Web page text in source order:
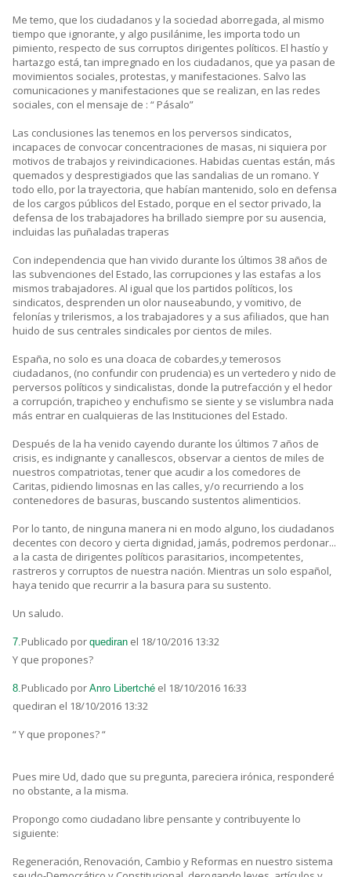
Me temo, que los ciudadanos y la sociedad aborregada, al mismo
tiempo que ignorante, y algo pusilánime, les importa todo un
pimiento, respecto de sus corruptos dirigentes políticos. El hastío y
hartazgo está, tan impregnado en los ciudadanos, que ya pasan de
movimientos sociales, protestas, y manifestaciones. Salvo las
comunicaciones y manifestaciones que se realizan, en las redes
sociales, con el mensaje de : “ Pásalo”
Las conclusiones las tenemos en los perversos sindicatos,
incapaces de convocar concentraciones de masas, ni siquiera por
motivos de trabajos y reivindicaciones. Habidas cuentas están, más
quemados y desprestigiados que las sandalias de un romano. Y
todo ello, por la trayectoria, que habían mantenido, solo en defensa
de los cargos públicos del Estado, porque en el sector privado, la
defensa de los trabajadores ha brillado siempre por su ausencia,
incluidas las puñaladas traperas
Con independencia que han vivido durante los últimos 38 años de
las subvenciones del Estado, las corrupciones y las estafas a los
mismos trabajadores. Al igual que los partidos políticos, los
sindicatos, desprenden un olor nauseabundo, y vomitivo, de
felonías y trilerismos, a los trabajadores y a sus afiliados, que han
huido de sus centrales sindicales por cientos de miles.
España, no solo es una cloaca de cobardes,y temerosos
ciudadanos, (no confundir con prudencia) es un vertedero y nido de
perversos políticos y sindicalistas, donde la putrefacción y el hedor
a corrupción, trapicheo y enchufismo se siente y se vislumbra nada
más entrar en cualquieras de las Instituciones del Estado.
Después de la ha venido cayendo durante los últimos 7 años de
crisis, es indignante y canallescos, observar a cientos de miles de
nuestros compatriotas, tener que acudir a los comedores de
Caritas, pidiendo limosnas en las calles, y/o recurriendo a los
contenedores de basuras, buscando sustentos alimenticios.
Por lo tanto, de ninguna manera ni en modo alguno, los ciudadanos
decentes con decoro y cierta dignidad, jamás, podremos perdonar...
a la casta de dirigentes políticos parasitarios, incompetentes,
rastreros y corruptos de nuestra nación. Mientras un solo español,
haya tenido que recurrir a la basura para su sustento.
Un saludo.
7.Publicado por quediran el 18/10/2016 13:32
Y que propones?
8.Publicado por Anro Libertché el 18/10/2016 16:33
quediran el 18/10/2016 13:32
“ Y que propones? “
Pues mire Ud, dado que su pregunta, pareciera irónica, responderé
no obstante, a la misma.
Propongo como ciudadano libre pensante y contribuyente lo
siguiente:
Regeneración, Renovación, Cambio y Reformas en nuestro sistema